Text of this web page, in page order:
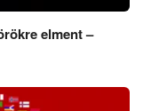
elment –